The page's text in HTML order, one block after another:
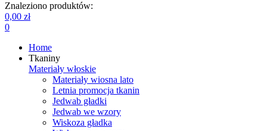
Znaleziono produktów:
0,00 zł
0
Home
Tkaniny
Materiały włoskie
Materiały wiosna lato
Letnia promocja tkanin
Jedwab gładki
Jedwab we wzory
Wiskoza gładka